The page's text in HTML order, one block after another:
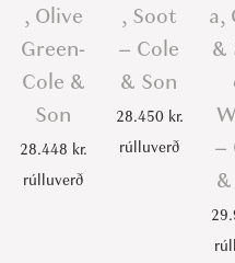
, Olive
Green-
Cole &
Son
28.448 kr.
rúlluverð
, Soot
– Cole
& Son
28.450 kr.
rúlluverð
a,
&
–